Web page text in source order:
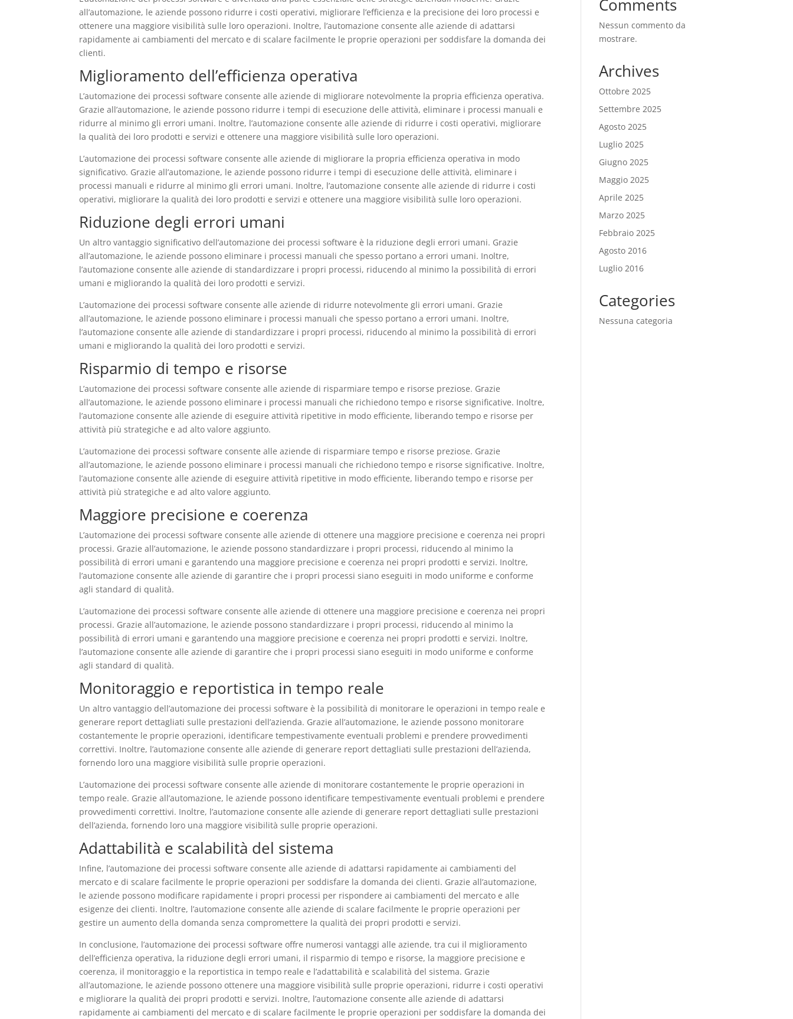
all’automazione, le aziende possono ridurre i costi operativi, migliorare l’efficienza e la precisione dei loro processi e
ottenere una maggiore visibilità sulle loro operazioni. Inoltre, l’automazione consente alle aziende di adattarsi
rapidamente ai cambiamenti del mercato e di scalare facilmente le proprie operazioni per soddisfare la domanda dei
clienti.
Miglioramento dell’efficienza operativa
L’automazione dei processi software consente alle aziende di migliorare notevolmente la propria efficienza operativa.
Grazie all’automazione, le aziende possono ridurre i tempi di esecuzione delle attività, eliminare i processi manuali e
ridurre al minimo gli errori umani. Inoltre, l’automazione consente alle aziende di ridurre i costi operativi, migliorare
la qualità dei loro prodotti e servizi e ottenere una maggiore visibilità sulle loro operazioni.
L’automazione dei processi software consente alle aziende di migliorare la propria efficienza operativa in modo
significativo. Grazie all’automazione, le aziende possono ridurre i tempi di esecuzione delle attività, eliminare i
processi manuali e ridurre al minimo gli errori umani. Inoltre, l’automazione consente alle aziende di ridurre i costi
operativi, migliorare la qualità dei loro prodotti e servizi e ottenere una maggiore visibilità sulle loro operazioni.
Riduzione degli errori umani
Un altro vantaggio significativo dell’automazione dei processi software è la riduzione degli errori umani. Grazie
all’automazione, le aziende possono eliminare i processi manuali che spesso portano a errori umani. Inoltre,
l’automazione consente alle aziende di standardizzare i propri processi, riducendo al minimo la possibilità di errori
umani e migliorando la qualità dei loro prodotti e servizi.
L’automazione dei processi software consente alle aziende di ridurre notevolmente gli errori umani. Grazie
all’automazione, le aziende possono eliminare i processi manuali che spesso portano a errori umani. Inoltre,
l’automazione consente alle aziende di standardizzare i propri processi, riducendo al minimo la possibilità di errori
umani e migliorando la qualità dei loro prodotti e servizi.
Risparmio di tempo e risorse
L’automazione dei processi software consente alle aziende di risparmiare tempo e risorse preziose. Grazie
all’automazione, le aziende possono eliminare i processi manuali che richiedono tempo e risorse significative. Inoltre,
l’automazione consente alle aziende di eseguire attività ripetitive in modo efficiente, liberando tempo e risorse per
attività più strategiche e ad alto valore aggiunto.
L’automazione dei processi software consente alle aziende di risparmiare tempo e risorse preziose. Grazie
all’automazione, le aziende possono eliminare i processi manuali che richiedono tempo e risorse significative. Inoltre,
l’automazione consente alle aziende di eseguire attività ripetitive in modo efficiente, liberando tempo e risorse per
attività più strategiche e ad alto valore aggiunto.
Maggiore precisione e coerenza
L’automazione dei processi software consente alle aziende di ottenere una maggiore precisione e coerenza nei propri
processi. Grazie all’automazione, le aziende possono standardizzare i propri processi, riducendo al minimo la
possibilità di errori umani e garantendo una maggiore precisione e coerenza nei propri prodotti e servizi. Inoltre,
l’automazione consente alle aziende di garantire che i propri processi siano eseguiti in modo uniforme e conforme
agli standard di qualità.
L’automazione dei processi software consente alle aziende di ottenere una maggiore precisione e coerenza nei propri
processi. Grazie all’automazione, le aziende possono standardizzare i propri processi, riducendo al minimo la
possibilità di errori umani e garantendo una maggiore precisione e coerenza nei propri prodotti e servizi. Inoltre,
l’automazione consente alle aziende di garantire che i propri processi siano eseguiti in modo uniforme e conforme
agli standard di qualità.
Monitoraggio e reportistica in tempo reale
Un altro vantaggio dell’automazione dei processi software è la possibilità di monitorare le operazioni in tempo reale e
generare report dettagliati sulle prestazioni dell’azienda. Grazie all’automazione, le aziende possono monitorare
costantemente le proprie operazioni, identificare tempestivamente eventuali problemi e prendere provvedimenti
correttivi. Inoltre, l’automazione consente alle aziende di generare report dettagliati sulle prestazioni dell’azienda,
fornendo loro una maggiore visibilità sulle proprie operazioni.
L’automazione dei processi software consente alle aziende di monitorare costantemente le proprie operazioni in
tempo reale. Grazie all’automazione, le aziende possono identificare tempestivamente eventuali problemi e prendere
provvedimenti correttivi. Inoltre, l’automazione consente alle aziende di generare report dettagliati sulle prestazioni
dell’azienda, fornendo loro una maggiore visibilità sulle proprie operazioni.
Adattabilità e scalabilità del sistema
Infine, l’automazione dei processi software consente alle aziende di adattarsi rapidamente ai cambiamenti del
mercato e di scalare facilmente le proprie operazioni per soddisfare la domanda dei clienti. Grazie all’automazione,
le aziende possono modificare rapidamente i propri processi per rispondere ai cambiamenti del mercato e alle
esigenze dei clienti. Inoltre, l’automazione consente alle aziende di scalare facilmente le proprie operazioni per
gestire un aumento della domanda senza compromettere la qualità dei propri prodotti e servizi.
In conclusione, l’automazione dei processi software offre numerosi vantaggi alle aziende, tra cui il miglioramento
dell’efficienza operativa, la riduzione degli errori umani, il risparmio di tempo e risorse, la maggiore precisione e
coerenza, il monitoraggio e la reportistica in tempo reale e l’adattabilità e scalabilità del sistema. Grazie
all’automazione, le aziende possono ottenere una maggiore visibilità sulle proprie operazioni, ridurre i costi operativi
e migliorare la qualità dei propri prodotti e servizi. Inoltre, l’automazione consente alle aziende di adattarsi
rapidamente ai cambiamenti del mercato e di scalare facilmente le proprie operazioni per soddisfare la domanda dei
Comments
Nessun commento da
mostrare.
Archives
Ottobre 2025
Settembre 2025
Agosto 2025
Luglio 2025
Giugno 2025
Maggio 2025
Aprile 2025
Marzo 2025
Febbraio 2025
Agosto 2016
Luglio 2016
Categories
Nessuna categoria